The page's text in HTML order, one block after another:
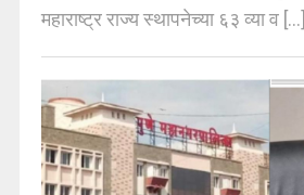
महाराष्ट्र राज्य स्थापनेच्या ६३ व्या व [...]